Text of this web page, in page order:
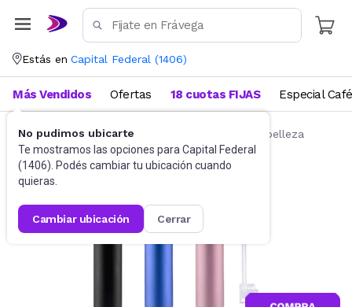
Estás en Capital Federal (1406)
No pudimos ubicarte
Te mostramos las opciones para Capital Federal
(1406). Podés cambiar tu ubicación cuando
quieras.
cambiar ubicación cerrar
Más Vendidos Ofertas 18 cuotas FIJAS Especial Café
Belleza y Cuidado Corporal Accesorios de belleza